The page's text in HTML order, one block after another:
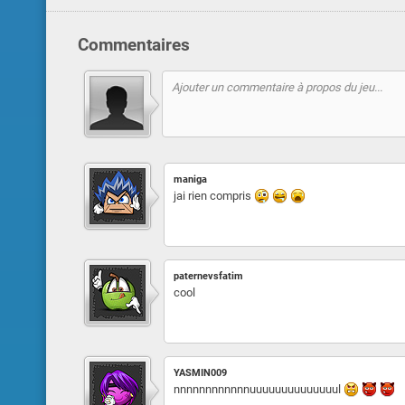
Commentaires
maniga
jai rien compris
paternevsfatim
cool
YASMIN009
nnnnnnnnnnnnuuuuuuuuuuuuuul